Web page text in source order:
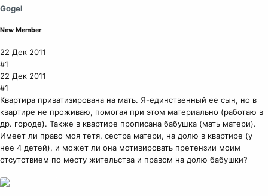
Gogel
New Member
22 Дек 2011
#1
22 Дек 2011
#1
Квартира приватизирована на мать. Я-единственный ее сын, но в
квартире не проживаю, помогая при этом материально (работаю в
др. городе). Также в квартире прописана бабушка (мать матери).
Имеет ли право моя тетя, сестра матери, на долю в квартире (у
нее 4 детей), и может ли она мотивировать претензии моим
отсутствием по месту жительства и правом на долю бабушки?